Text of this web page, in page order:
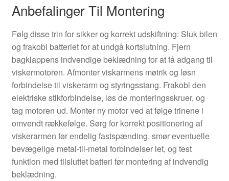
Anbefalinger Til Montering
Følg disse trin for sikker og korrekt udskiftning: Sluk bilen
og frakobl batteriet for at undgå kortslutning. Fjern
bagklappens indvendige beklædning for at få adgang til
viskermotoren. Afmonter viskarmens møtrik og løsn
forbindelse til viskerarm og styringsstang. Frakobl den
elektriske stikforbindelse, løs de monteringsskruer, og
tag motoren ud. Monter ny motor ved at følge trinene i
omvendt rækkefølge. Sørg for korrekt positionering af
viskerarmen før endelig fastspænding, smør eventuelle
bevægelige metal-til-metal forbindelser let, og test
funktion med tilsluttet batteri før montering af indvendig
beklædning.